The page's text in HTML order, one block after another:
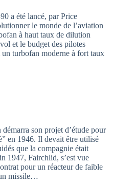
a été lancé, par Price
le monde de l’aviation
à haut taux de dilution
et le budget des pilotes
turbofan moderne à fort taux
son projet d’étude pour
en 1946. Il devait être utilisé
que la compagnie était
1947, Fairchlid, s’est vue
pour un réacteur de faible
missile…